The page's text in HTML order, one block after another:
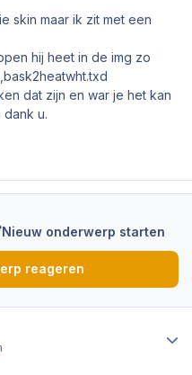
skin maar ik zit met een
hij heet in de img zo
dat zijn en war je het kan
u.
Nieuw onderwerp starten
reageren